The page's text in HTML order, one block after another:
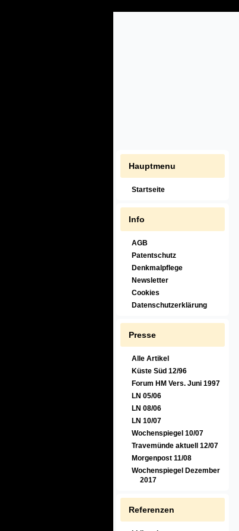
Hauptmenu
Startseite
Info
AGB
Patentschutz
Denkmalpflege
Newsletter
Cookies
Datenschutzerklärung
Presse
Alle Artikel
Küste Süd 12/96
Forum HM Vers. Juni 1997
LN 05/06
LN 08/06
LN 10/07
Wochenspiegel 10/07
Travemünde aktuell 12/07
Morgenpost 11/08
Wochenspiegel Dezember
2017
Referenzen